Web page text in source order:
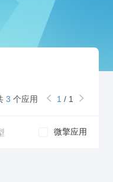
3 个应用 1 / 1
微擎应用